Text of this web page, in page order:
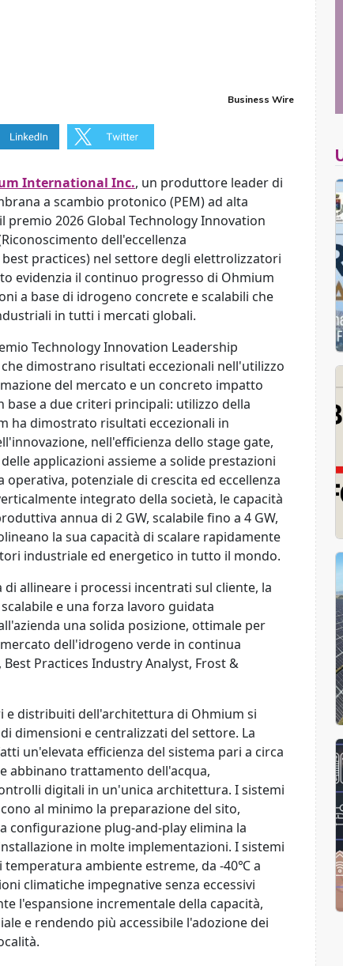
Business Wire
International Inc., un produttore leader di
a scambio protonico (PEM) ad alta
il premio 2026 Global Technology Innovation
dell'eccellenza
practices) nel settore degli elettrolizzatori
evidenzia il continuo progresso di Ohmium
a base di idrogeno concrete e scalabili che
in tutti i mercati globali.
Technology Innovation Leadership
dimostrano risultati eccezionali nell'utilizzo
del mercato e un concreto impatto
base a due criteri principali: utilizzo della
ha dimostrato risultati eccezionali in
nell'efficienza dello stage gate,
applicazioni assieme a solide prestazioni
potenziale di crescita ed eccellenza
integrato della società, le capacità
annua di 2 GW, scalabile fino a 4 GW,
la sua capacità di scalare rapidamente
industriale ed energetico in tutto il mondo.
allineare i processi incentrati sul cliente, la
e una forza lavoro guidata
una solida posizione, ottimale per
dell'idrogeno verde in continua
Practices Industry Analyst, Frost &
e distribuiti dell'architettura di Ohmium si
dimensioni e centralizzati del settore. La
un'elevata efficienza del sistema pari a circa
abbinano trattamento dell'acqua,
digitali in un'unica architettura. I sistemi
al minimo la preparazione del sito,
configurazione plug-and-play elimina la
in molte implementazioni. I sistemi
ambiente estreme, da -40℃ a
climatiche impegnative senza eccessivi
l'espansione incrementale della capacità,
e rendendo più accessibile l'adozione dei